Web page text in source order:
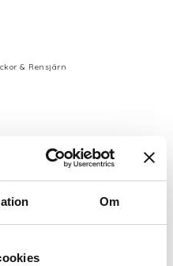
Om
& Rensjärn
(rosa)
utan skaft.
utan skaft.